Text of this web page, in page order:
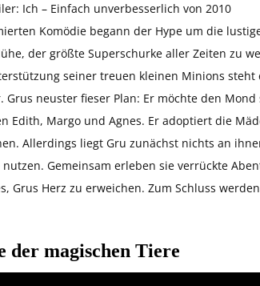
Ich – Einfach unverbesserlich von 2010
Komödie begann der Hype um die
der größte Superschurke aller Zeiten zu
seiner treuen kleinen Minions
Grus neuster fieser Plan: Er möchte den
Edith, Margo und Agnes. Er adoptiert die
Allerdings liegt Gru zunächst nichts an
Gemeinsam erleben sie verrückte
Grus Herz zu erweichen. Zum Schluss
der magischen Tiere